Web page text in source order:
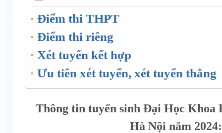
Điểm thi THPT
Điểm thi riêng
Xét tuyển kết hợp
Ưu tiên xét tuyển, xét tuyển thẳng
Thông tin tuyển sinh Đại Học Khoa
Hà Nội năm 2024: